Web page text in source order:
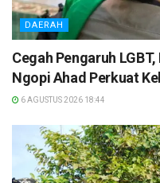
DAERAH
Cegah Pengaruh
Ngopi Ahad Perkuat
6 AGUSTUS 2026 18:44